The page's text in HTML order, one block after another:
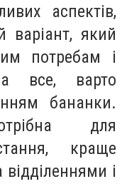
аспектів,
варіант, який
потребам і
все, варто
бананки.
для
краще
і